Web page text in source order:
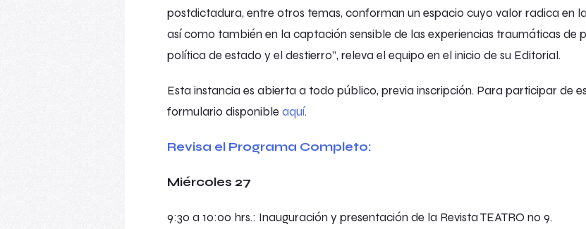
postdictadura, entre otros temas, conforman un espacio cuyo valor radica en
así como también en la captación sensible de las experiencias traumáticas de
política de estado y el destierro”, releva el equipo en el inicio de su Editorial.
Esta instancia es abierta a todo público, previa inscripción. Para participar de
formulario disponible aquí.
Revisa el Programa Completo:
Miércoles 27
9:30 a 10:00 hrs.: Inauguración y presentación de la Revista TEATRO no 9.